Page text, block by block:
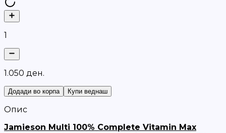
1
1.050 ден.
Додади во корпа Купи веднаш
Опис
​Jamieson Multi 100% Complete Vitamin Max